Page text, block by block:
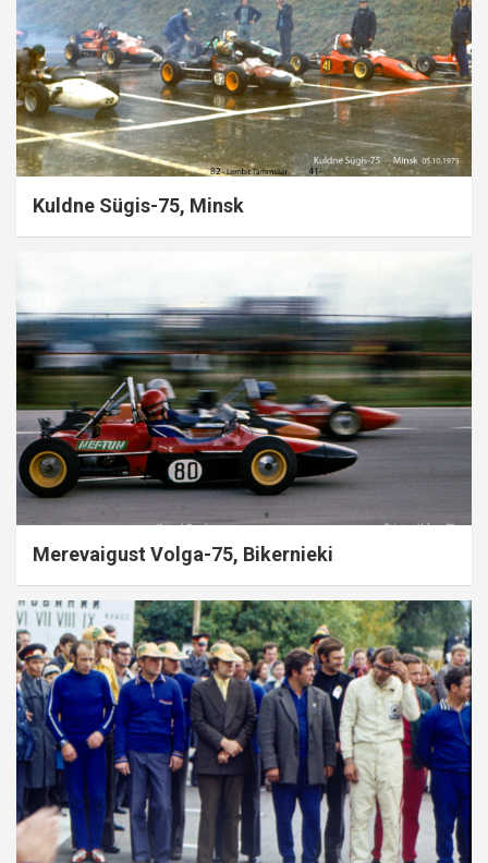
Kuldne Sügis-75, Minsk
Merevaigust Volga-75, Bikernieki